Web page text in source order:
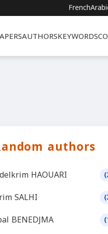
French
AUTHORSKEYWORDS
authors
HAOUARI
SALHI
BENEDJMA